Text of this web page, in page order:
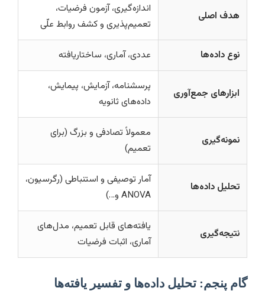
هدف اصلی
اندازه‌گیری، آزمون فرضیات،
تعمیم‌پذیری و کشف روابط علّی
نوع داده‌ها عددی، آماری، ساختاریافته
ابزارهای جمع‌آوری
پرسشنامه، آزمایش، پیمایش،
داده‌های ثانویه
نمونه‌گیری
معمولاً تصادفی و بزرگ (برای
تعمیم)
تحلیل داده‌ها
آمار توصیفی و استنباطی (رگرسیون،
ANOVA و…)
نتیجه‌گیری
یافته‌های قابل تعمیم، مدل‌های
آماری، اثبات فرضیات
گام پنجم: تحلیل داده‌ها و تفسیر یافته‌ها